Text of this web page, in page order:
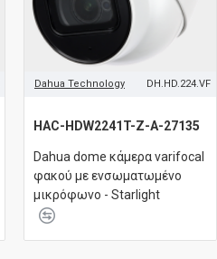
Dahua Technology DH.HD.224.VF
HAC-HDW2241T-Z-A-27135
Dahua dome κάμερα varifocal
φακού με ενσωματωμένο
μικρόφωνο - Starlight